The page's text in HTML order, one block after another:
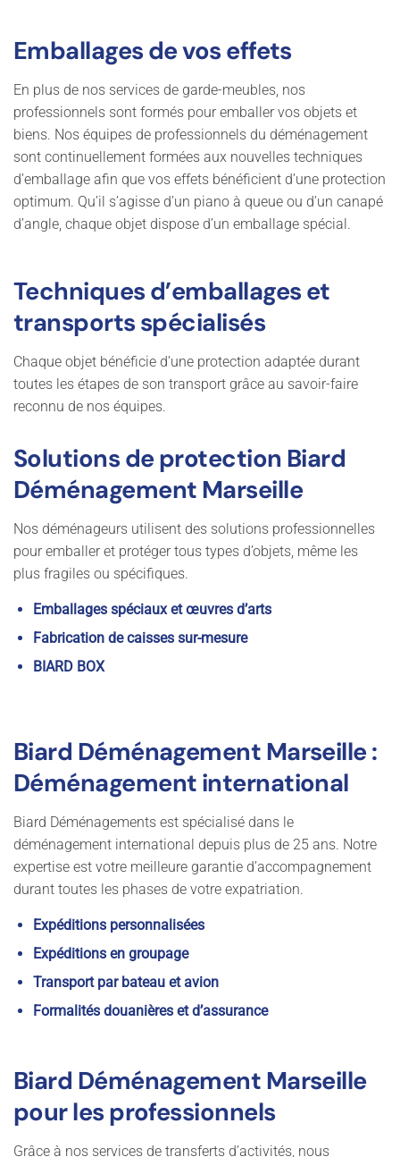
Emballages de vos effets
En plus de nos services de garde-meubles, nos
professionnels sont formés pour emballer vos objets et
biens. Nos équipes de professionnels du déménagement
sont continuellement formées aux nouvelles techniques
d’emballage afin que vos effets bénéficient d’une protection
optimum. Qu’il s’agisse d’un piano à queue ou d’un canapé
d’angle, chaque objet dispose d’un emballage spécial.
Techniques d’emballages et
transports spécialisés
Chaque objet bénéficie d’une protection adaptée durant
toutes les étapes de son transport grâce au savoir-faire
reconnu de nos équipes.
Solutions de protection Biard
Déménagement Marseille
Nos déménageurs utilisent des solutions professionnelles
pour emballer et protéger tous types d’objets, même les
plus fragiles ou spécifiques.
Emballages spéciaux et œuvres d’arts
Fabrication de caisses sur-mesure
BIARD BOX
Biard Déménagement Marseille :
Déménagement international
Biard Déménagements est spécialisé dans le
déménagement international depuis plus de 25 ans. Notre
expertise est votre meilleure garantie d’accompagnement
durant toutes les phases de votre expatriation.
Expéditions personnalisées
Expéditions en groupage
Transport par bateau et avion
Formalités douanières et d’assurance
Biard Déménagement Marseille
pour les professionnels
Grâce à nos services de transferts d’activités, nous